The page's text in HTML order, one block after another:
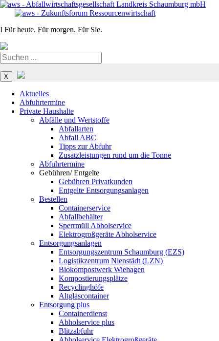
I Für heute. Für morgen. Für Sie.
überspringen
X
Aktuelles
Abfuhrtermine
Private Haushalte
Abfälle und Wertstoffe
Abfallarten
Abfall ABC
Tipps zur Abfuhr
Zusatzleistungen rund um die Tonne
Abfuhrtermine
Gebühren/ Entgelte
Gebühren Privatkunden
Entgelte Entsorgungsanlagen
Bestellen
Containerservice
Abfallbehälter
Sperrmüll Abholservice
Elektrogroßgeräte Abholservice
Entsorgungsanlagen
Entsorgungszentrum Schaumburg (EZS)
Logistikzentrum Nienstädt (LZN)
Biokompostwerk Wiehagen
Kompostierungsplätze
Recyclinghöfe
Altglascontainer
Entsorgung plus
Containerdienst
Abholservice plus
Blitzabfuhr